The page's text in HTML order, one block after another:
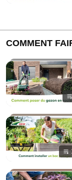
COMMENT